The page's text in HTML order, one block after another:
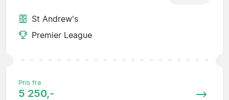
St Andrew's
Premier League
Pris fra
5 250,-